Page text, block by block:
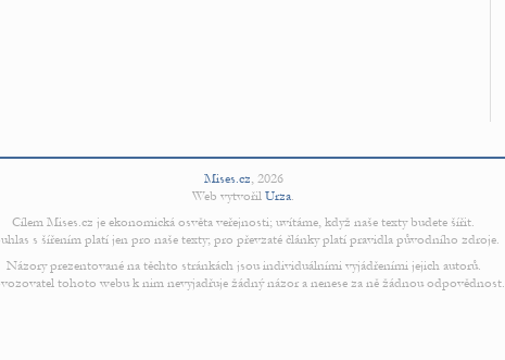
Mises.cz, 2026
Web vytvořil Urza.
Cílem Mises.cz je ekonomická osvěta veřejnosti; uvítáme, když naše texty budete šířit.
s šířením platí jen pro naše texty; pro převzaté články platí pravidla původního zdroje.
Názory prezentované na těchto stránkách jsou individuálními vyjádřeními jejich autorů.
tohoto webu k nim nevyjadřuje žádný názor a nenese za ně žádnou odpovědnost.